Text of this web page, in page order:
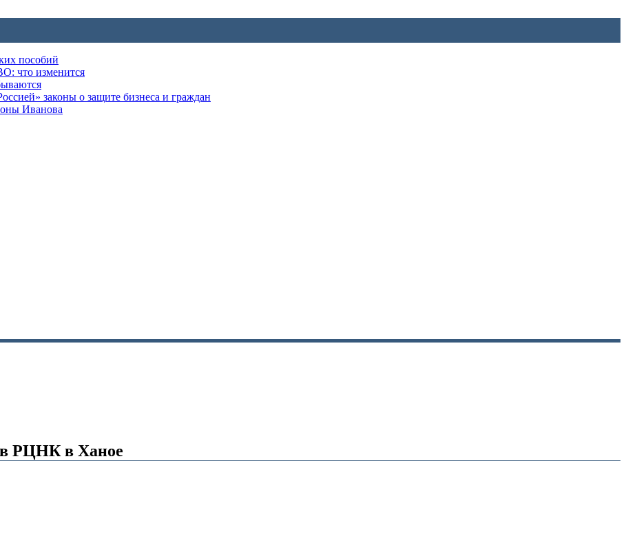
пособий
что изменится
законы о защите бизнеса и граждан
Иванова
в РЦНК в Ханое